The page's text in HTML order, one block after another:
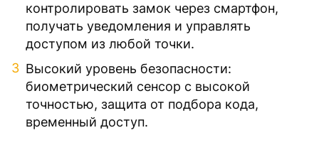
контролировать замок через смартфон,
получать уведомления и управлять
доступом из любой точки.
Высокий уровень безопасности:
биометрический сенсор с высокой
точностью, защита от подбора кода,
временный доступ.